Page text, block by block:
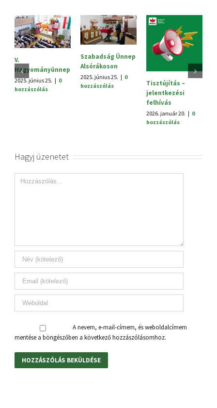
V.
Hagyományünnep
2025. június 25. | 0
hozzászólás
Szabadság Ünnep
Alsórákoson
2025. június 25. | 0
hozzászólás
Tisztújítás –
jelentkezési
felhívás
2026. január 20. | 0
hozzászólás
Hagyj üzenetet
A nevem, e-mail-címem, és weboldalcímem
mentése a böngészőben a következő hozzászólásomhoz.